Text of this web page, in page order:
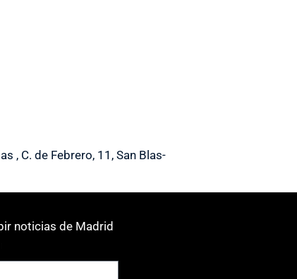
, C. de Febrero, 11, San Blas-
noticias de Madrid